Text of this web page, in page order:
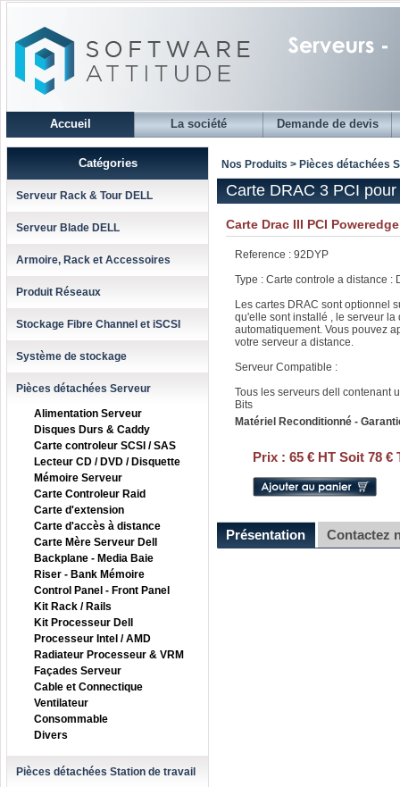
Accueil La société Demande de devis
Catégories
Serveur Rack & Tour DELL
Serveur Blade DELL
Armoire, Rack et Accessoires
Produit Réseaux
Stockage Fibre Channel et iSCSI
Système de stockage
Pièces détachées Serveur
Alimentation Serveur
Disques Durs & Caddy
Carte controleur SCSI / SAS
Lecteur CD / DVD / Disquette
Mémoire Serveur
Carte Controleur Raid
Carte d'extension
Carte d'accès à distance
Carte Mère Serveur Dell
Backplane - Media Baie
Riser - Bank Mémoire
Control Panel - Front Panel
Kit Rack / Rails
Kit Processeur Dell
Processeur Intel / AMD
Radiateur Processeur & VRM
Façades Serveur
Cable et Connectique
Ventilateur
Consommable
Divers
Pièces détachées Station de travail
Nos Produits > Pièces détachées
Carte DRAC 3 PCI
Carte Drac III PCI
Reference : 92DYP
Type : Carte controle a distance :
Les cartes DRAC sont optionnel
qu'elle sont installé , le serveur la
automatiquement. Vous pouvez
votre serveur a distance.
Serveur Compatible :
Tous les serveurs dell contenant
Bits
Matériel Reconditionné -
Prix : 65 € HT Soit 78 €
Présentation Contactez